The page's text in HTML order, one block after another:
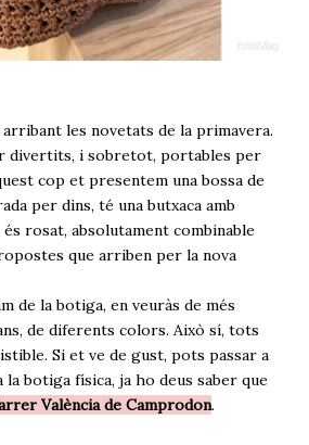
les novetats de la primavera.
divertits, i sobretot, portables per
cop et presentem una bossa de
per dins, té una butxaca amb
rosat, absolutament combinable
que arriben per la nova
de la botiga, en veuràs de més
de diferents colors. Això sí, tots
Si et ve de gust, pots passar a
botiga física, ja ho deus saber que
València de Camprodon.